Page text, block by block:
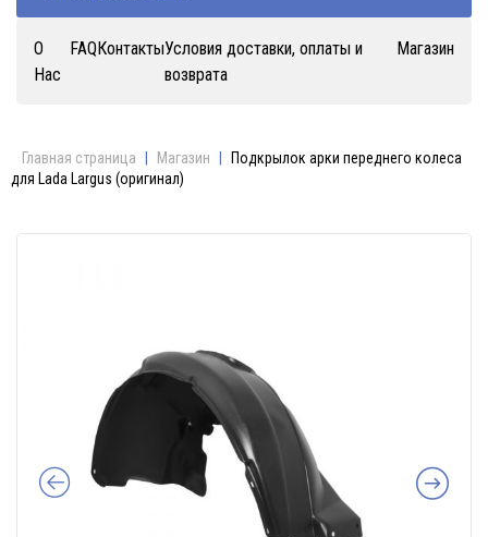
О
Нас
FAQКонтактыУсловия доставки, оплаты и
возврата
Магазин
Главная страница Магазин
Подкрылок арки переднего колеса
для Lada Largus (оригинал)